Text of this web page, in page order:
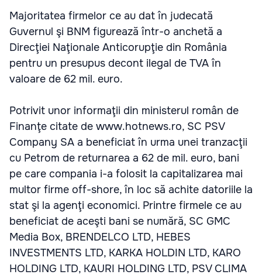
Majoritatea firmelor ce au dat în judecată
Guvernul şi BNM figurează într-o anchetă a
Direcţiei Naţionale Anticorupţie din România
pentru un presupus decont ilegal de TVA în
valoare de 62 mil. euro.
Potrivit unor informaţii din ministerul român de
Finanţe citate de www.hotnews.ro, SC PSV
Company SA a beneficiat în urma unei tranzacţii
cu Petrom de returnarea a 62 de mil. euro, bani
pe care compania i-a folosit la capitalizarea mai
multor firme off-shore, în loc să achite datoriile la
stat şi la agenţi economici. Printre firmele ce au
beneficiat de aceşti bani se numără, SC GMC
Media Box, BRENDELCO LTD, HEBES
INVESTMENTS LTD, KARKA HOLDIN LTD, KARO
HOLDING LTD, KAURI HOLDING LTD, PSV CLIMA